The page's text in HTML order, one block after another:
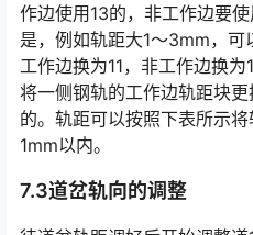
作边使用13的，非工作边要
是，例如轨距大1～3mm，
工作边换为11，非工作边换
将一侧钢轨的工作边轨距块
的。轨距可以按照下表所示
1mm以内。󠅅󠅃󠄵󠅂󠄪󠇖󠆨󠆨󠇕󠆞󠆒󠅬󠇘󠆭󠆘󠇙󠆝󠅵󠇗󠆭󠆁󠄐󠇗󠅹󠅸󠇖󠆍󠅳󠇖󠅹󠅰󠇖󠆌󠅹
7.3道岔轨向的调整